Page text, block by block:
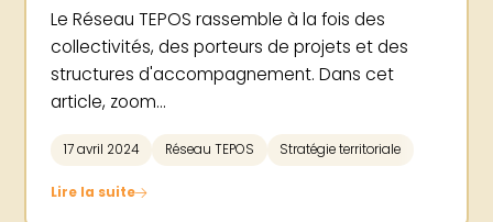
Le Réseau TEPOS rassemble à la fois des
collectivités, des porteurs de projets et des
structures d'accompagnement. Dans cet
article, zoom...
17 avril 2024 Réseau TEPOS Stratégie territoriale
Lire la suite